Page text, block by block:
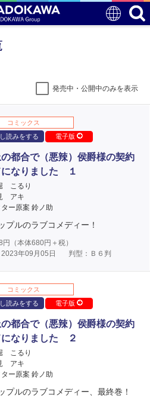
発売中・公開中のみを表示
コミックス
読みをする
電子版
都合で（悪辣）侯爵様の契約
になりました １
こるり
アキ
ー原案 鈴ノ助
プルのラブコメディー！
円（本体680円＋税）
年09月05日
判型：Ｂ６判
コミックス
読みをする
電子版
都合で（悪辣）侯爵様の契約
になりました ２
こるり
アキ
ー原案 鈴ノ助
プルのラブコメディー、最終巻！